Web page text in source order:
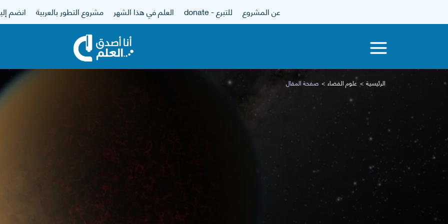
عن المشروع للتبرع - donate العلم في هذا الشهر مشروع التطور بالعربية انضم
الرئيسية علوم الفضاء صفحة المقال